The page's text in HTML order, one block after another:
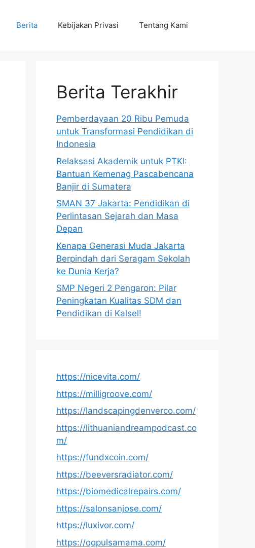
Berita Kebijakan Privasi Tentang Kami
Berita Terakhir
Pemberdayaan 20 Ribu Pemuda
untuk Transformasi Pendidikan di
Indonesia
Relaksasi Akademik untuk PTKI:
Bantuan Kemenag Pascabencana
Banjir di Sumatera
SMAN 37 Jakarta: Pendidikan di
Perlintasan Sejarah dan Masa
Depan
Kenapa Generasi Muda Jakarta
Berpindah dari Seragam Sekolah
ke Dunia Kerja?
SMP Negeri 2 Pengaron: Pilar
Peningkatan Kualitas SDM dan
Pendidikan di Kalsel!
https://nicevita.com/
https://milligroove.com/
https://landscapingdenverco.com/
https://lithuaniandreampodcast.co
m/
https://fundxcoin.com/
https://beeversradiator.com/
https://biomedicalrepairs.com/
https://salonsanjose.com/
https://luxivor.com/
https://qqpulsamama.com/